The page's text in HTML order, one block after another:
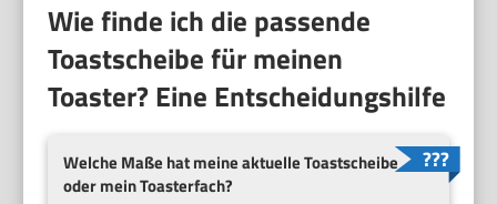
Wie finde ich die passende
Toastscheibe für meinen
Toaster? Eine Entscheidungshilfe
Welche Maße hat meine aktuelle Toastscheibe
oder mein Toasterfach?